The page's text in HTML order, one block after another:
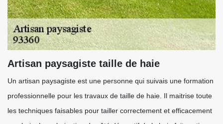
Artisan paysagiste taille de haie
Un artisan paysagiste est une personne qui suivais une formation
professionnelle pour les travaux de taille de haie. Il maitrise toute
les techniques faisables pour tailler correctement et efficacement